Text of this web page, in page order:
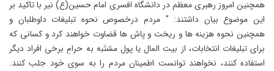
همچنین امروز رهبری معظم در دانشگاه افسری امام حسین(ع) نیر با تاکید بر
این موضوع بیان داشتند: ” مردم درخصوص نحوه تبلیغات داوطلبان و
همچنین نحوه هزینه ها و ریخت و پاش ها قضاوت خواهند کرد و کسانی که
برای تبلیغات انتخابات، از بیت المال یا پول مشتَبه به حرامِ برخی افراد دیگر
استفاده کنند، نخواهند توانست اطمینان مردم را به سوی خود جلب کنند.